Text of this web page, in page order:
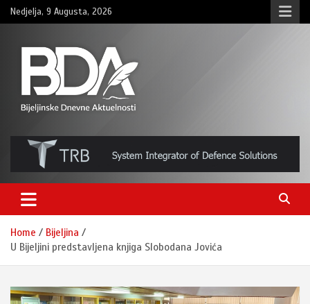
Skip
to
Nedjelja, 9 Augusta, 2026
BNDAN.com
Home
Bijeljina
U Bijeljini predstavljena knjiga Slobodana Jovića